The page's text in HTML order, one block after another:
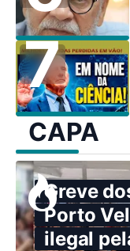
CAPA
Greve
Porto
ilegal